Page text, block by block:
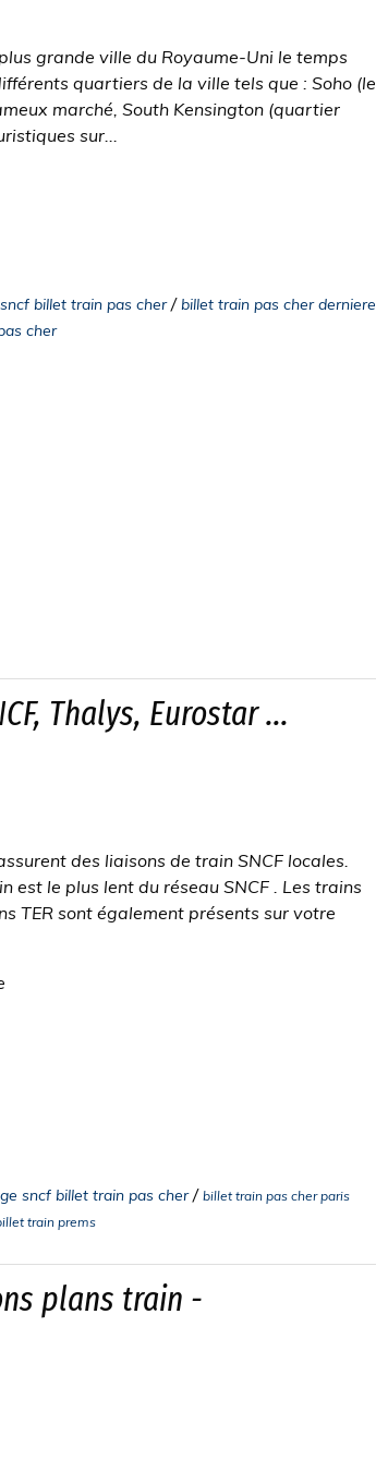
grande ville du Royaume-Uni le temps
quartiers de la ville tels que : Soho (le
marché, South Kensington (quartier
sur...
billet train pas cher/billet train pas cher derniere
cher
Thalys, Eurostar ...
des liaisons de train SNCF locales.
le plus lent du réseau SNCF . Les trains
TER sont également présents sur votre
sncf billet train pas cher/ billet train pas cher paris
train prems
plans train -